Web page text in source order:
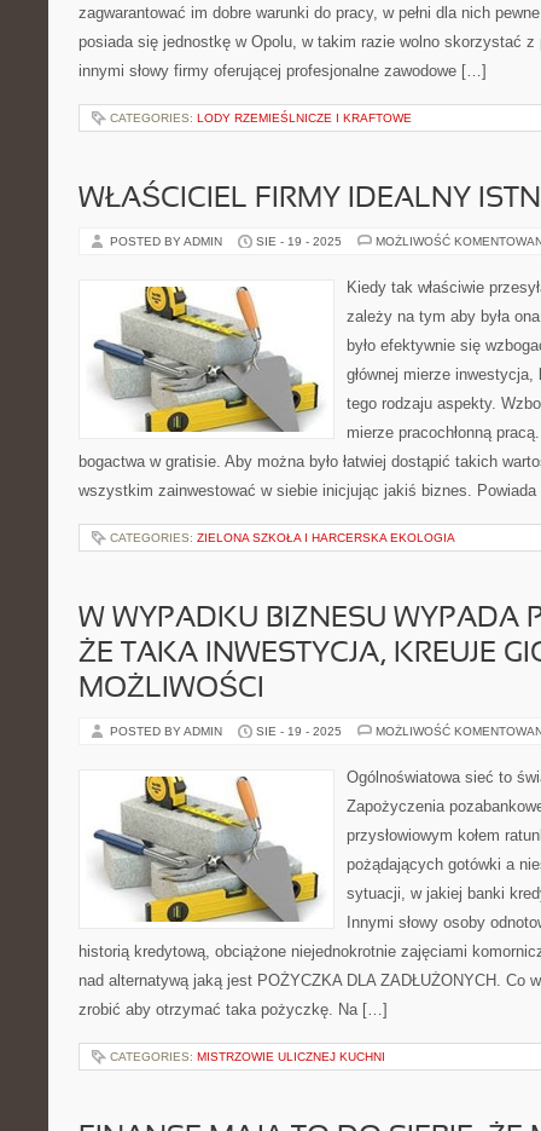
zagwarantować im dobre warunki do pracy, w pełni dla nich
posiada się jednostkę w Opolu, w takim razie wolno skorzystać
innymi słowy firmy oferującej profesjonalne zawodowe […]
CATEGORIES: LODY RZEMIEŚLNICZE I KRAFTOWE
WŁAŚCICIEL FIRMY IDEALNY
POSTED BY ADMIN SIE - 19 - 2025 MOŻLIWOŚĆ
Kiedy tak właściwie
zależy na tym aby była
było efektywnie się
głównej mierze
tego rodzaju aspekty.
mierze pracochłonną
bogactwa w gratisie. Aby można było łatwiej dostąpić takich
wszystkim zainwestować w siebie inicjując jakiś biznes.
CATEGORIES: ZIELONA SZKOŁA I HARCERSKA EKOLOGIA
W WYPADKU BIZNESU WYPADA
ŻE TAKA INWESTYCJA, KREUJE
MOŻLIWOŚCI
POSTED BY ADMIN SIE - 19 - 2025 MOŻLIWOŚĆ
Ogólnoświatowa sieć to
Zapożyczenia
przysłowiowym kołem
pożądających gotówki a
sytuacji, w jakiej banki
Innymi słowy osoby
historią kredytową, obciążone niejednokrotnie zajęciami
nad alternatywą jaką jest POŻYCZKA DLA ZADŁUŻONYCH. Co
zrobić aby otrzymać taka pożyczkę. Na […]
CATEGORIES: MISTRZOWIE ULICZNEJ KUCHNI